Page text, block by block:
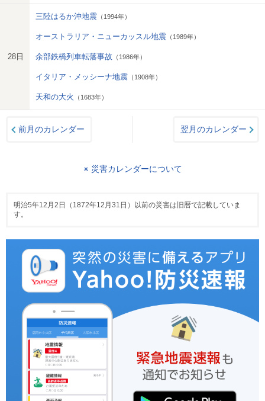
28日
三陸はるか沖地震 （1994年）
オーストラリア・ニューカッスル地震 （1989年）
余部鉄橋列車転落事故 （1986年）
イタリア・メッシーナ地震 （1908年）
天和の大火 （1683年）
前月のカレンダー 翌月のカレンダー
※ 災害カレンダーについて
明治5年12月2日（1872年12月31日）以前の災害は旧暦で記載していま
す。